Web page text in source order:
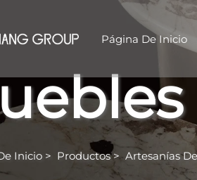
Página De Inicio
Inicio > Productos>Artesanías